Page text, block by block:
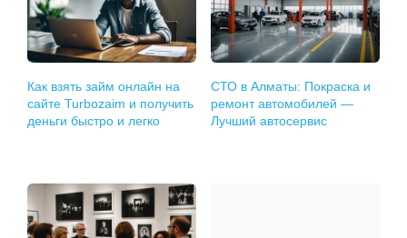
Как взять займ онлайн на
сайте Turbozaim и получить
деньги быстро и легко
СТО в Алматы: Покраска и
ремонт автомобилей —
Лучший автосервис